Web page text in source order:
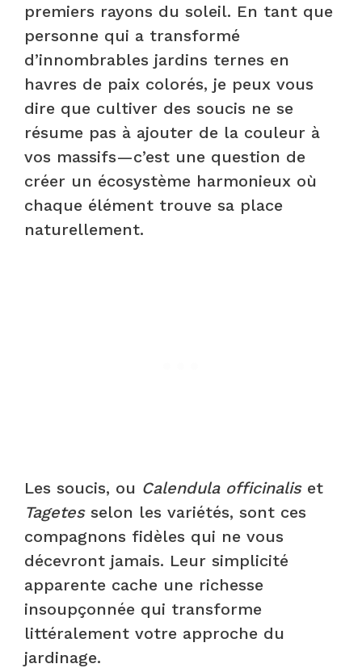
premiers rayons du soleil. En tant que
personne qui a transformé
d’innombrables jardins ternes en
havres de paix colorés, je peux vous
dire que cultiver des soucis ne se
résume pas à ajouter de la couleur à
vos massifs—c’est une question de
créer un écosystème harmonieux où
chaque élément trouve sa place
naturellement.
Les soucis, ou Calendula officinaliset
Tagetesselon les variétés, sont ces
compagnons fidèles qui ne vous
décevront jamais. Leur simplicité
apparente cache une richesse
insoupçonnée qui transforme
littéralement votre approche du
jardinage.